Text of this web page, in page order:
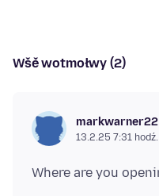
Wšě wotmołwy (2)
markwarner22
13.2.25 7:31 hodź.